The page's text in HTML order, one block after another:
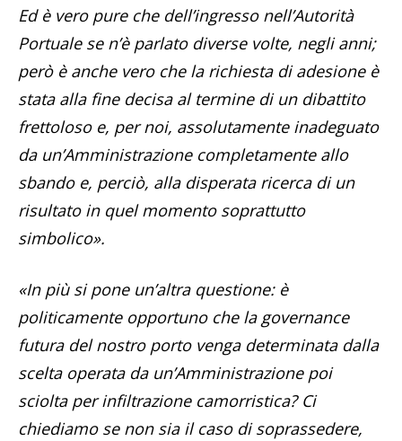
Ed è vero pure che dell’ingresso nell’Autorità
Portuale se n’è parlato diverse volte, negli anni;
però è anche vero che la richiesta di adesione è
stata alla fine decisa al termine di un dibattito
frettoloso e, per noi, assolutamente inadeguato
da un’Amministrazione completamente allo
sbando e, perciò, alla disperata ricerca di un
risultato in quel momento soprattutto
simbolico».
«In più si pone un’altra questione: è
politicamente opportuno che la governance
futura del nostro porto venga determinata dalla
scelta operata da un’Amministrazione poi
sciolta per infiltrazione camorristica? Ci
chiediamo se non sia il caso di soprassedere,